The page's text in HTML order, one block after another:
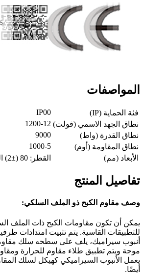
المواصفات
فئة الحماية (IP)
IP00
نطاق الجهد الاسمي (فولت) 1200-12
نطاق القدرة (واط)
9000
نطاق المقاومة (أوم)
1000-5
الأبعاد (مم)
القطر: 80 (±2) الطول: 755 (±3)
تفاصيل المنتج
وصف مقاوم الكبح ذو الملف السلكي:
يمكن أن تكون مقاومات الكبح ذات الملف
للتطبيقات القاسية. يتم تثبيت امتدادات
أنبوب سيراميك، يلف على سطحه سلك
موجة ويتم تطبيق طلاء مقاوم للحرارة
يعمل الأنبوب السيراميكي كهيكل لسلك
أيضًا.